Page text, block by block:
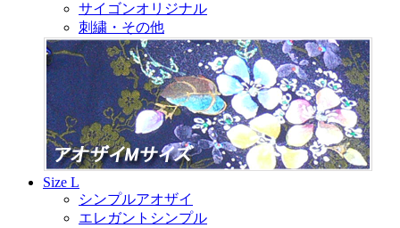
サイゴンオリジナル
刺繍・その他
Size L
シンプルアオザイ
エレガントシンプル